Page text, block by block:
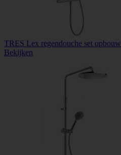
TRES Lex regendouche set
Bekijken